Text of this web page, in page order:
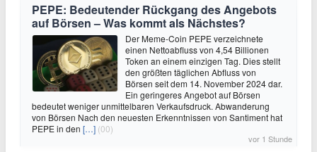
PEPE: Bedeutender Rückgang des Angebots
auf Börsen – Was kommt als Nächstes?
Der Meme-Coin PEPE verzeichnete
einen Nettoabfluss von 4,54 Billionen
Token an einem einzigen Tag. Dies stellt
den größten täglichen Abfluss von
Börsen seit dem 14. November 2024 dar.
Ein geringeres Angebot auf Börsen
bedeutet weniger unmittelbaren Verkaufsdruck. Abwanderung
von Börsen Nach den neuesten Erkenntnissen von Santiment hat
PEPE in den […] (00)
vor 1 Stunde